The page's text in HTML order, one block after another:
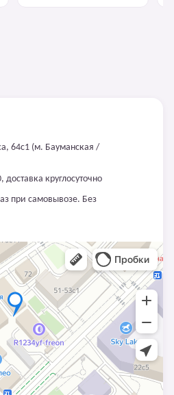
64с1 (м. Бауманская /
круглосуточно
при самовывозе. Без